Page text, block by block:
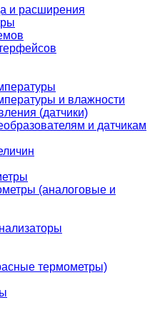
и расширения
и влажности
(датчики)
и датчикам
(аналоговые и
термометры)